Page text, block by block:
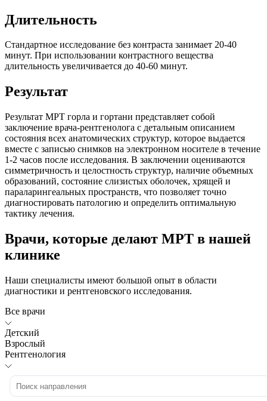
Длительность
Стандартное исследование без контраста занимает 20-40
минут. При использовании контрастного вещества
длительность увеличивается до 40-60 минут.
Результат
Результат МРТ горла и гортани представляет собой
заключение врача-рентгенолога с детальным описанием
состояния всех анатомических структур, которое выдается
вместе с записью снимков на электронном носителе в течение
1-2 часов после исследования. В заключении оцениваются
симметричность и целостность структур, наличие объемных
образований, состояние слизистых оболочек, хрящей и
параларингеальных пространств, что позволяет точно
диагностировать патологию и определить оптимальную
тактику лечения.
Врачи, которые делают МРТ в нашей
клинике
Наши специалисты имеют большой опыт в области
диагностики и рентгеновского исследования.
Все врачи
Детский
Взрослый
Рентгенология